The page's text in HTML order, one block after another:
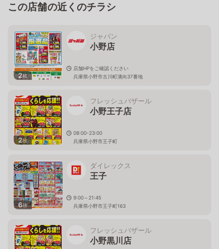
この店舗の近くのチラシ
2枚
ジャパン
小野店
店舗HPをご確認ください
兵庫県小野市古川町溝向37番地
2枚
フレッシュバザール
小野王子店
08:00-23:00
兵庫県小野市王子町
6枚
ダイレックス
王子
9:00～21:45
兵庫県小野市王子町163
フレッシュバザール
小野黒川店